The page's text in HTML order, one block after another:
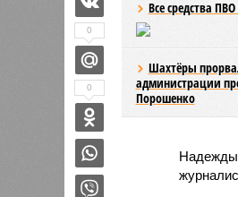
Все средства
Шахтёры
администрации
Порошенко
Надежды
0
0